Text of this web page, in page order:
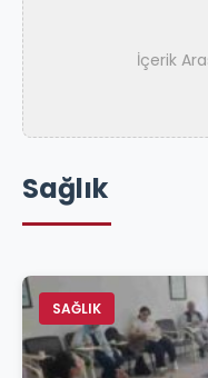
İçerik
Sağlık
SAĞLIK